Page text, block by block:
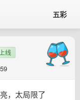
五彩
线
，太局限了